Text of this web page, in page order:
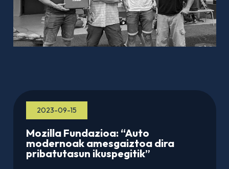
2023-09-15
Mozilla Fundazioa: “Auto
modernoak amesgaiztoa dira
pribatutasun ikuspegitik”